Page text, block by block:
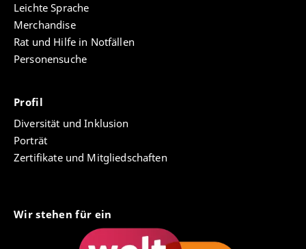
Leichte Sprache
Merchandise
Rat und Hilfe in Notfällen
Personensuche
Profil
Diversität und Inklusion
Porträt
Zertifikate und Mitgliedschaften
Wir stehen für ein